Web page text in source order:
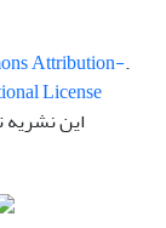
.This work is licensed under a
Attribution-
License
این نشریه